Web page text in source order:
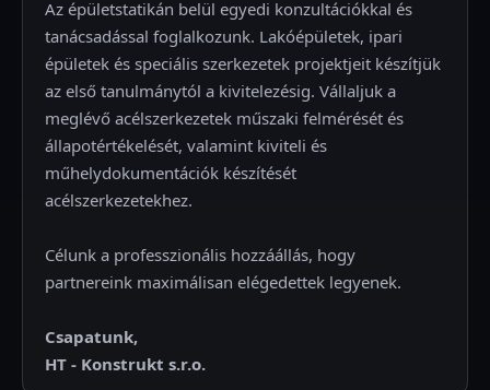
Az épületstatikán belül egyedi konzultációkkal és
tanácsadással foglalkozunk. Lakóépületek, ipari
épületek és speciális szerkezetek projektjeit készítjük
az első tanulmánytól a kivitelezésig. Vállaljuk a
meglévő acélszerkezetek műszaki felmérését és
állapotértékelését, valamint kiviteli és
műhelydokumentációk készítését
acélszerkezetekhez.
Célunk a professzionális hozzáállás, hogy
partnereink maximálisan elégedettek legyenek.
Csapatunk,
HT - Konstrukt s.r.o.